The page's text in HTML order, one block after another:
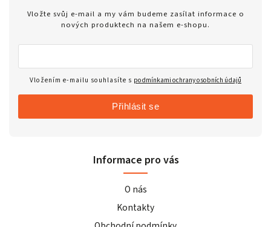
Vložte svůj e-mail a my vám budeme zasílat informace o
nových produktech na našem e-shopu.
Vložením e-mailu souhlasíte s podmínkami ochrany osobních údajů
Přihlásit se
Informace pro vás
O nás
Kontakty